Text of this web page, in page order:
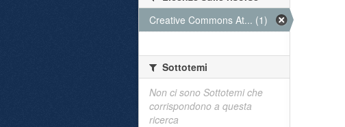
Creative Commons At... (1)
Sottotemi
Non ci sono Sottotemi che
corrispondono a questa
ricerca